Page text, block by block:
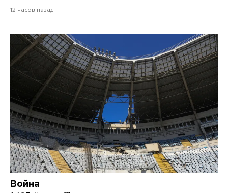
12 часов назад
Война